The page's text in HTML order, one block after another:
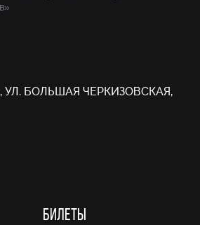
УЛ. БОЛЬШАЯ ЧЕРКИЗОВСКАЯ,
БИЛЕТЫ